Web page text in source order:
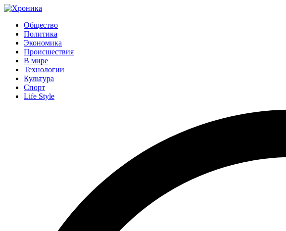
Общество
Политика
Экономика
Происшествия
В мире
Технологии
Культура
Спорт
Life Style